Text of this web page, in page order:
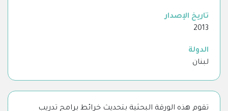
تاريخ الإصدار
2013
الدولة
لبنان
تقوم هذه الورقة البحثية بتحديث خرائط برامج تدريب